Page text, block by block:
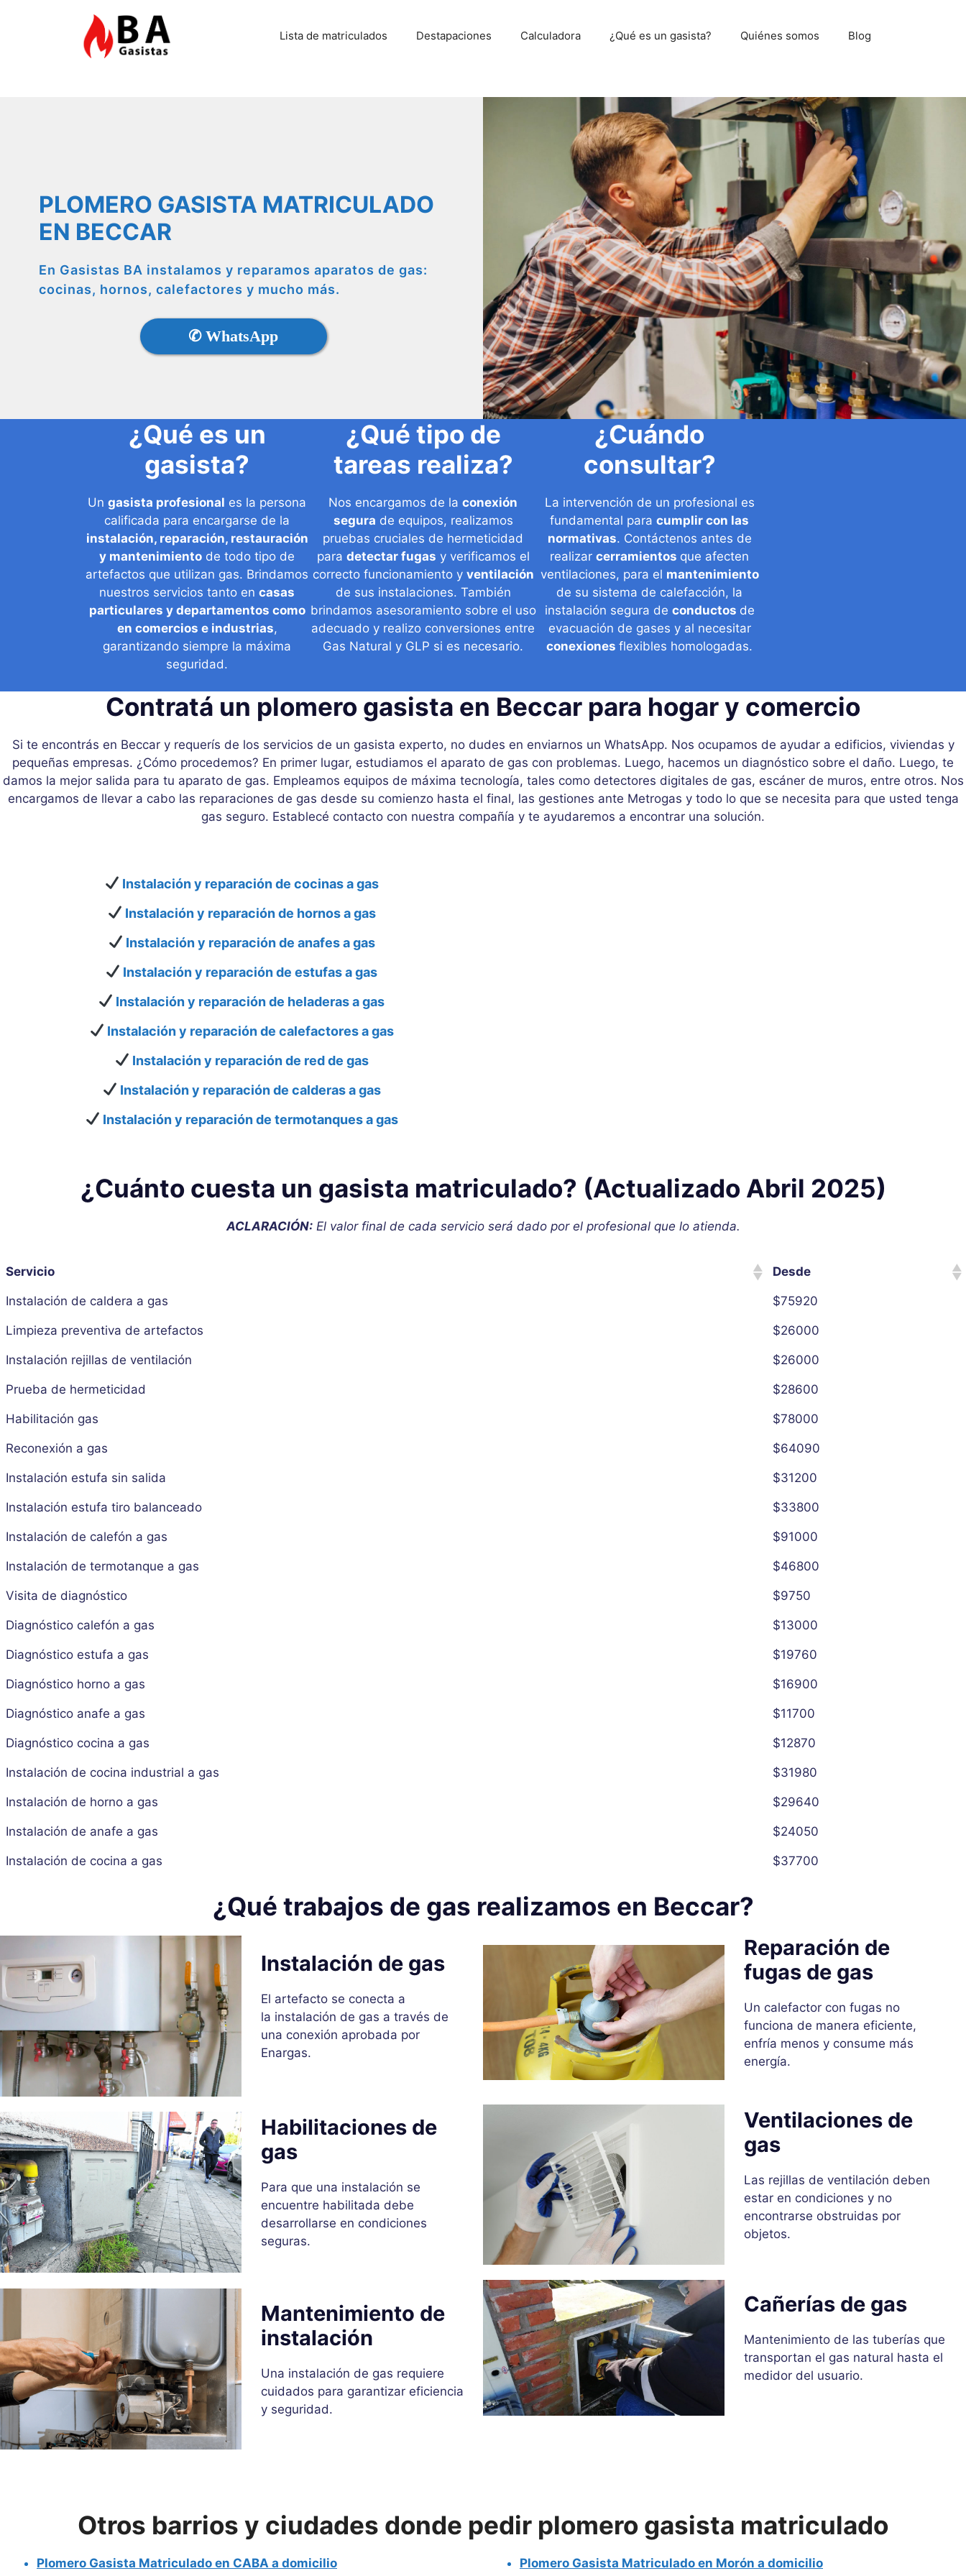
Lista de matriculados Destapaciones Calculadora ¿Qué es un gasista? Quiénes somos Blog
PLOMERO GASISTA MATRICULADO
EN BECCAR
En Gasistas BA instalamos y reparamos aparatos de gas:
cocinas, hornos, calefactores y mucho más.
✆ WhatsApp
¿Qué es un
gasista?
Ungasista profesional es la persona
calificada para encargarse de la
instalación, reparación, restauración
y mantenimiento de todo tipo de
artefactos que utilizan gas. Brindamos
nuestros servicios tanto encasas
particulares y departamentos como
en comercios e industrias,
garantizando siempre la máxima
seguridad.
¿Qué tipo de
tareas realiza?
Nos encargamos de laconexión
segura de equipos, realizamos
pruebas cruciales de hermeticidad
para detectar fugas y verificamos el
correcto funcionamiento y ventilación
de sus instalaciones. También
brindamos asesoramiento sobre el uso
adecuado y realizo conversiones entre
Gas Natural y GLP si es necesario.
¿Cuándo
consultar?
La intervención de un profesional es
fundamental paracumplir con las
normativas. Contáctenos antes de
realizarcerramientos que afecten
ventilaciones, para el mantenimiento
de su sistema de calefacción, la
instalación segura de conductos de
evacuación de gases y al necesitar
conexionesflexibles homologadas.
Contratá un plomero gasista en Beccar para hogar y comercio
Si te encontrás en Beccar y requerís de los servicios de un gasista experto, no dudes en enviarnos un WhatsApp. Nos ocupamos de ayudar a edificios, viviendas y
pequeñas empresas. ¿Cómo procedemos? En primer lugar, estudiamos el aparato de gas con problemas. Luego, hacemos un diagnóstico sobre el daño. Luego, te
damos la mejor salida para tu aparato de gas. Empleamos equipos de máxima tecnología, tales como detectores digitales de gas, escáner de muros, entre otros. Nos
encargamos de llevar a cabo las reparaciones de gas desde su comienzo hasta el final, las gestiones ante Metrogas y todo lo que se necesita para que usted tenga
gas seguro. Establecé contacto con nuestra compañía y te ayudaremos a encontrar una solución.
Instalación y reparación de cocinas a gas
Instalación y reparación de hornos a gas
Instalación y reparación de anafes a gas
Instalación y reparación de estufas a gas
Instalación y reparación de heladeras a gas
Instalación y reparación de calefactores a gas
Instalación y reparación de red de gas
Instalación y reparación de calderas a gas
Instalación y reparación de termotanques a gas
¿Cuánto cuesta un gasista matriculado? (Actualizado Abril 2025)
ACLARACIÓN:El valor final de cada servicio será dado por el profesional que lo atienda.
Servicio Desde
Instalación de caldera a gas $75920
Limpieza preventiva de artefactos $26000
Instalación rejillas de ventilación $26000
Prueba de hermeticidad $28600
Habilitación gas $78000
Reconexión a gas $64090
Instalación estufa sin salida $31200
Instalación estufa tiro balanceado $33800
Instalación de calefón a gas $91000
Instalación de termotanque a gas $46800
Visita de diagnóstico $9750
Diagnóstico calefón a gas $13000
Diagnóstico estufa a gas $19760
Diagnóstico horno a gas $16900
Diagnóstico anafe a gas $11700
Diagnóstico cocina a gas $12870
Instalación de cocina industrial a gas $31980
Instalación de horno a gas $29640
Instalación de anafe a gas $24050
Instalación de cocina a gas $37700
¿Qué trabajos de gas realizamos en Beccar?
Instalación de gas
El artefacto se conecta a
la instalación de gas a través de
una conexión aprobada por
Enargas.
Habilitaciones de
gas
Para que una instalación se
encuentre habilitada debe
desarrollarse en condiciones
seguras.
Mantenimiento de
instalación
Una instalación de gas requiere
cuidados para garantizar eficiencia
y seguridad.
Reparación de
fugas de gas
Un calefactor con fugas no
funciona de manera eficiente,
enfría menos y consume más
energía.
Ventilaciones de
gas
Las rejillas de ventilación deben
estar en condiciones y no
encontrarse obstruidas por
objetos.
Cañerías de gas
Mantenimiento de las tuberías que
transportan el gas natural hasta el
medidor del usuario.
Otros barrios y ciudades donde pedir plomero gasista matriculado
Plomero Gasista Matriculado en CABA a domicilio
Plomero Gasista Matriculado en Morón a domicilio